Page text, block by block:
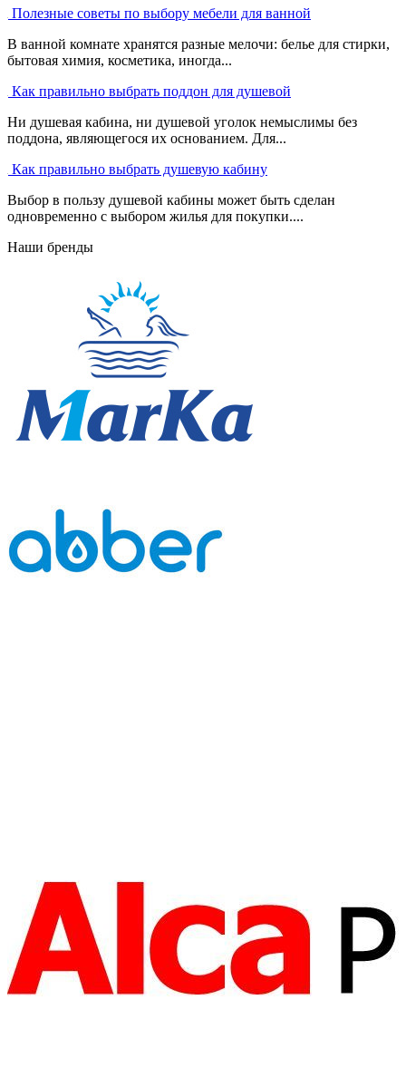
Полезные советы по выбору мебели для ванной
В ванной комнате хранятся разные мелочи: белье для стирки,
бытовая химия, косметика, иногда...
Как правильно выбрать поддон для душевой
Ни душевая кабина, ни душевой уголок немыслимы без
поддона, являющегося их основанием. Для...
Как правильно выбрать душевую кабину
Выбор в пользу душевой кабины может быть сделан
одновременно с выбором жилья для покупки....
Наши бренды